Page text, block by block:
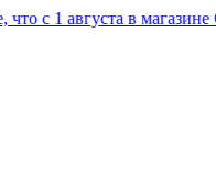
1 августа в магазине